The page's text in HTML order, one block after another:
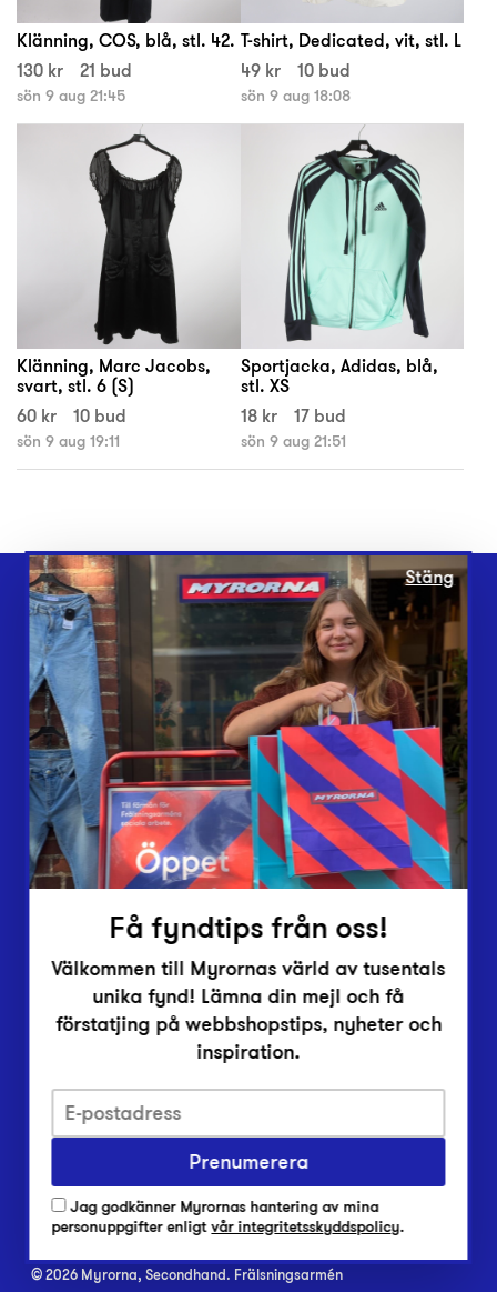
Klänning, COS, blå, stl. 42.
130 kr
21 bud
sön 9 aug 21:45
T-shirt, Dedicated, vit, stl. L
49 kr
10 bud
sön 9 aug 18:08
Klänning, Marc Jacobs,
svart, stl. 6 (S)
60 kr
10 bud
sön 9 aug 19:11
Sportjacka, Adidas, blå,
stl. XS
18 kr
17 bud
sön 9 aug 21:51
Webbshop
Butiker
Lämna in
Vårt överskott
Inlämningsplatser
Om Myrorna
Lediga jobb
Pressrum
Integritetsskyddspolicy
Har du frågor om onlineköp, leverans eller retur?
Har du frågor om vår verksamhet?
Vanliga frågor om Myrorna
© 2026 Myrorna, Secondhand. Frälsningsarmén
Stäng
Få fyndtips från oss!
Välkommen till Myrornas värld av tusentals
unika fynd! Lämna din mejl och få
förstatjing på webbshopstips, nyheter och
inspiration.
Prenumerera
Jag godkänner Myrornas hantering av mina
personuppgifter enligtvår integritetsskyddspolicy.